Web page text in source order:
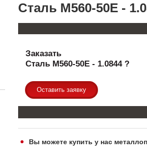
Сталь M560-50E -
Заказать
Сталь M560-50E - 1.0844 ?
Оставить заявку
Вы можете купить у нас